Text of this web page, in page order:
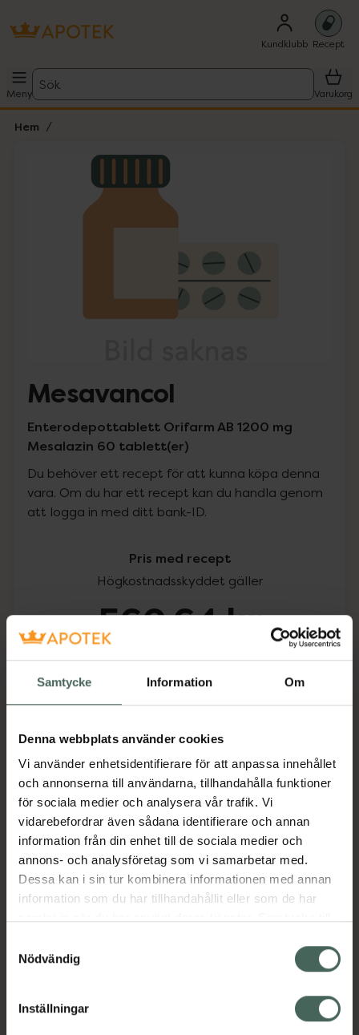
Samtycke Information Om
Denna webbplats använder cookies
Vi använder enhetsidentifierare för att anpassa innehållet
och annonserna till användarna, tillhandahålla funktioner
för sociala medier och analysera vår trafik. Vi
vidarebefordrar även sådana identifierare och annan
information från din enhet till de sociala medier och
annons- och analysföretag som vi samarbetar med.
Dessa kan i sin tur kombinera informationen med annan
information som du har tillhandahållit eller som de har
återkalla ditt samtycke via webbplatsens
cookieinställningar. Ett återkallat samtycke påverkar inte
lagligheten av behandling som skett innan återkallelsen.
Nödvändig
Inställningar
Kundklubb Recept
Meny
Sök
Varukorg
Hem
Lista: . Innehåller 1 objekt.
Mesavancol
Enterodepottablett Orifarm AB 1200 mg
Mesalazin 60 tablett(er)
Du behöver ett recept för att kunna köpa denna
vara. Om du har ett recept kan du handla genom
att logga in med ditt bank-ID.
Pris med recept
Högkostnadsskyddet gäller
560,64 kr
Aktuella erbjudanden
Beskrivning
Läs alltid bipacksedeln innan
användning.
Kronans Apotek finns här för dig. Du hittar oss från Skåne i